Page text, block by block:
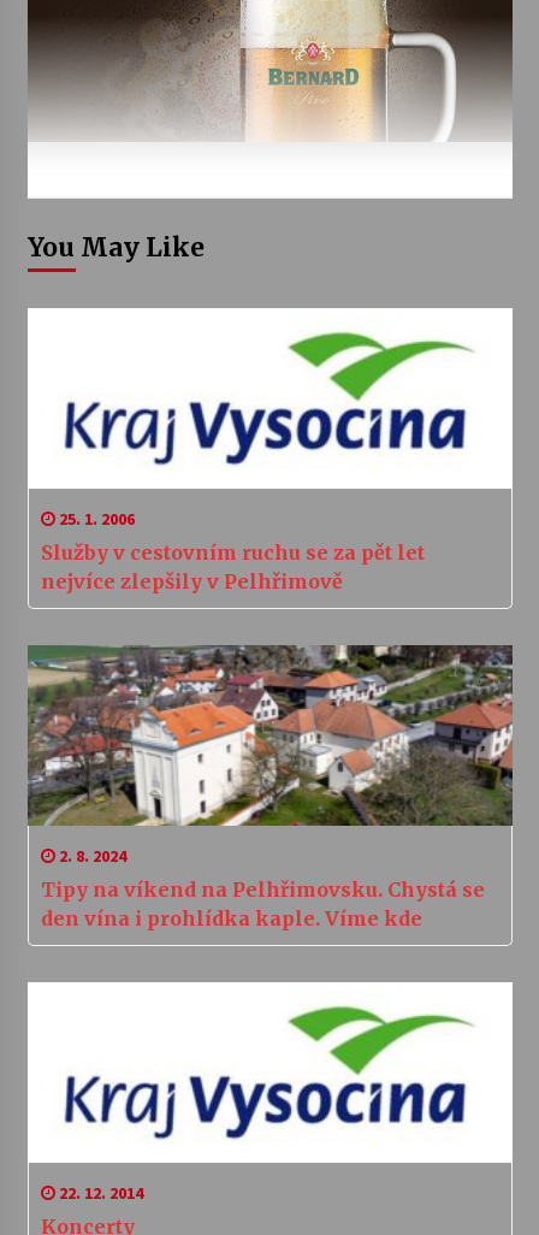
You May Like
25. 1. 2006
Služby v cestovním ruchu se za pět let
nejvíce zlepšily v Pelhřimově
2. 8. 2024
Tipy na víkend na Pelhřimovsku. Chystá se
den vína i prohlídka kaple. Víme kde
22. 12. 2014
Koncerty